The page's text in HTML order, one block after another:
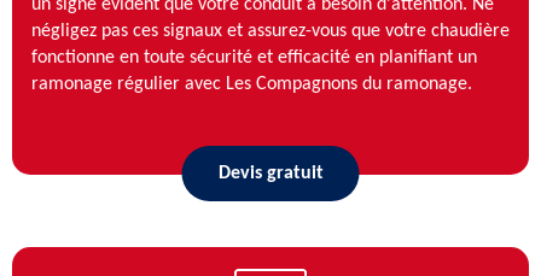
un signe évident que votre conduit a besoin d'attention. Ne
négligez pas ces signaux et assurez-vous que votre chaudière
fonctionne en toute sécurité et efficacité en planifiant un
ramonage régulier avec Les Compagnons du ramonage.
Devis gratuit